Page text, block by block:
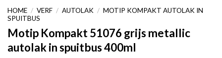
HOME / VERF / AUTOLAK / MOTIP KOMPAKT AUTOLAK IN
SPUITBUS
Motip Kompakt 51076 grijs metallic
autolak in spuitbus 400ml